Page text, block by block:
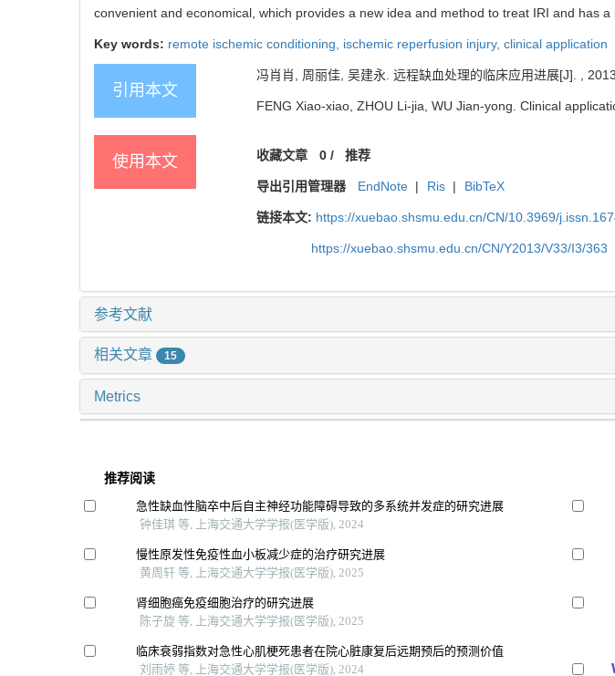
convenient and economical, which provides a new idea and method to treat IRI and has
Key words: remote ischemic conditioning, ischemic reperfusion injury, clinical application
引用本文
冯肖肖, 周丽佳, 吴建永. 远程缺血处理的临床应用进展[J]. ,
FENG Xiao-xiao, ZHOU Li-jia, WU Jian-yong. Clinical
使用本文 收藏文章 0/ 推荐
导出引用管理器 EndNote | Ris | BibTeX
链接本文: https://xuebao.shsmu.edu.cn/CN/10.3969/
https://xuebao.shsmu.edu.cn/CN/Y2013/V33/I3/363
参考文献
相关文章 15
Metrics
推荐阅读
急性缺血性脑卒中后自主神经功能障碍导致的多系统并发症的研究进展
钟佳琪 等, 上海交通大学学报(医学版), 2024
慢性原发性免疫性血小板减少症的治疗研究进展
黄周轩 等, 上海交通大学学报(医学版), 2025
肾细胞癌免疫细胞治疗的研究进展
陈子旋 等, 上海交通大学学报(医学版), 2025
临床衰弱指数对急性心肌梗死患者在院心脏康复后远期预后的预测价值
刘雨婷 等, 上海交通大学学报(医学版), 2024